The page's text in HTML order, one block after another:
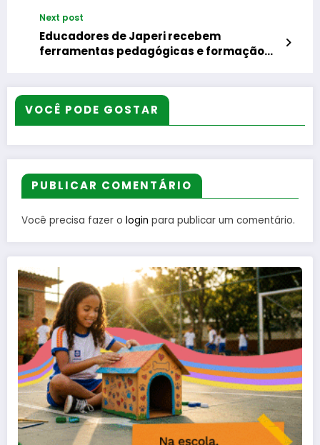
primeiros meses do ano
Next post
Educadores de Japeri recebem
ferramentas pedagógicas e formação
VOCÊ PODE GOSTAR
PUBLICAR COMENTÁRIO
Você precisa fazer o login para publicar um comentário.